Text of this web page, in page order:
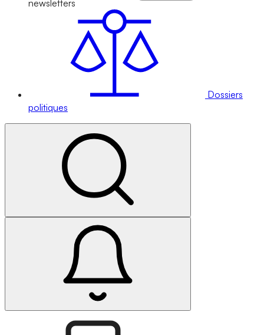
newsletters
Dossiers
politiques